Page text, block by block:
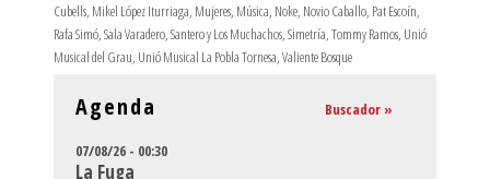
Cubells, Mikel López Iturriaga, Mujeres, Música, Noke, Novio Caballo, Pat Escoín,
Rafa Simó,Sala Varadero,Santero y Los Muchachos,Simetría,Tommy Ramos, Unió
Musical del Grau, Unió Musical La Pobla Tornesa,Valiente Bosque
Agenda Buscador »
07/08/26 - 00:30
La Fuga